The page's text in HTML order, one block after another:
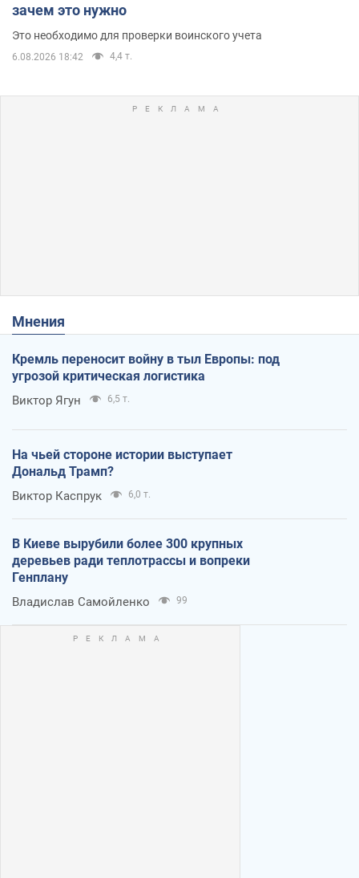
зачем это нужно
Это необходимо для проверки воинского учета
6.08.2026 18:42 4,4 т.
Мнения
Кремль переносит войну в тыл Европы: под
угрозой критическая логистика
Виктор Ягун 6,5 т.
На чьей стороне истории выступает
Дональд Трамп?
Виктор Каспрук 6,0 т.
В Киеве вырубили более 300 крупных
деревьев ради теплотрассы и вопреки
Генплану
Владислав Самойленко 99